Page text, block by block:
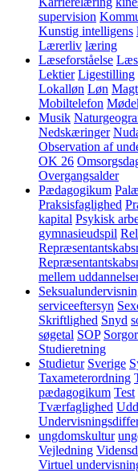
supervision
Kunstig intelligens l
Lærerliv læring
Læseforståelse
Lektier Ligestilling
Lokalløn Løn Magt
Mobiltelefon
Musik
Nedskæringer
Observation af
OK 26
Overgangsalder
Pædagogikum
Praksisfaglighed
kapital Psykisk
gymnasieudspil
mellem
serviceeftersyn
Skriftlighed Snyd
søgetal SOP
Studieretning
Studietur Sverige
Taxameterordning
pædagogikum Test
Tværfaglighed
ungdomskultur
Vejledning
Virtuel